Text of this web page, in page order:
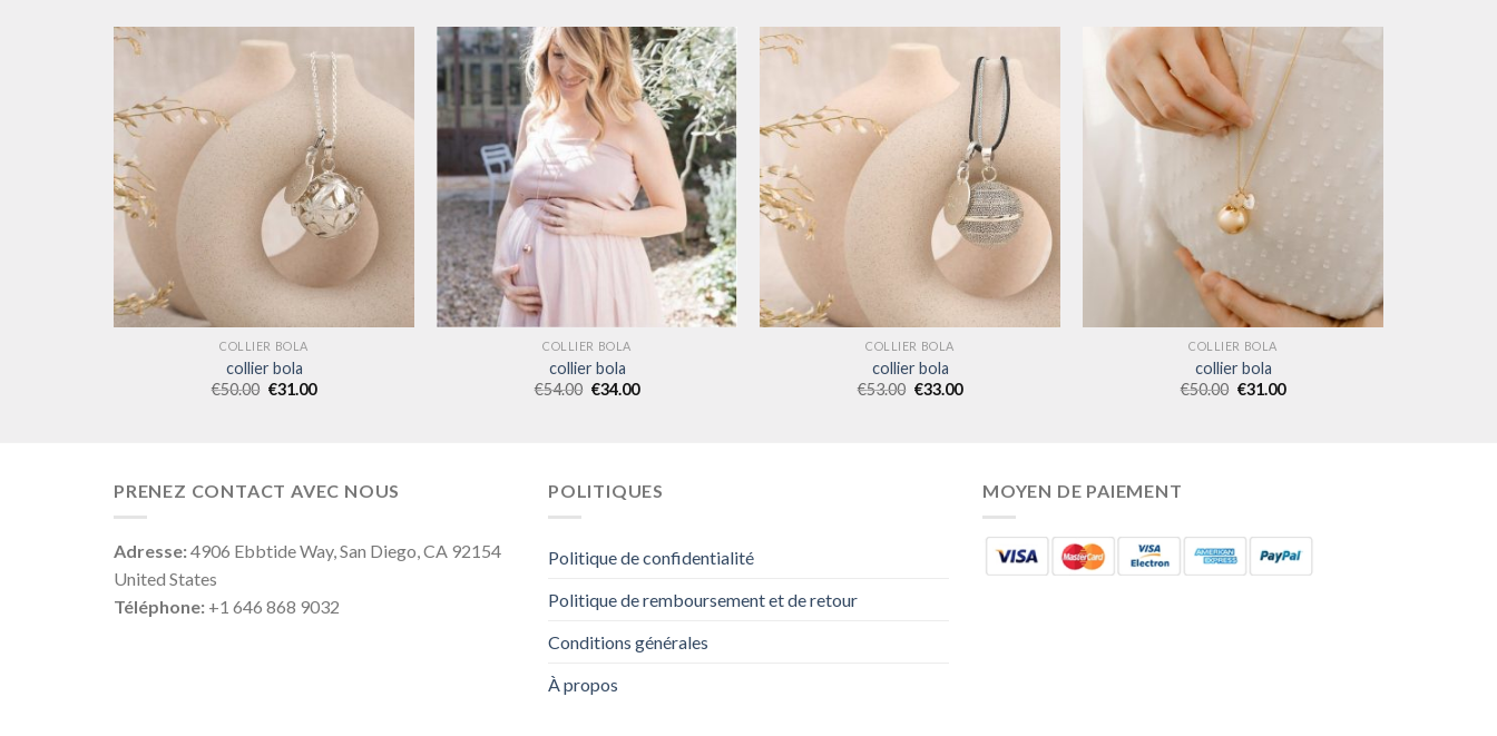
COLLIER BOLA
collier bola
€50.00 €31.00
COLLIER BOLA
collier bola
€54.00 €34.00
COLLIER BOLA
collier bola
€53.00 €33.00
COLLIER BOLA
collier bola
€50.00 €31.00
PRENEZ CONTACT AVEC NOUS
Adresse:4906 Ebbtide Way, San Diego, CA 92154
United States
Téléphone: +1 646 868 9032
POLITIQUES
Politique de confidentialité
Politique de remboursement et de retour
Conditions générales
À propos
MOYEN DE PAIEMENT